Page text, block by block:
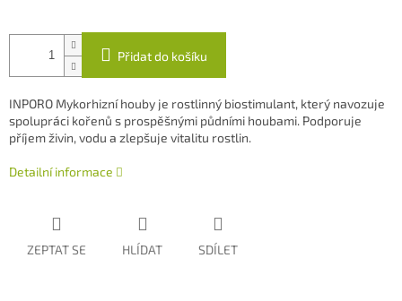
Přidat do košíku
INPORO Mykorhizní houby je rostlinný biostimulant, který navozuje
spolupráci kořenů s prospěšnými půdními houbami. Podporuje
příjem živin, vodu a zlepšuje vitalitu rostlin.
Detailní informace
ZEPTAT SE HLÍDAT SDÍLET